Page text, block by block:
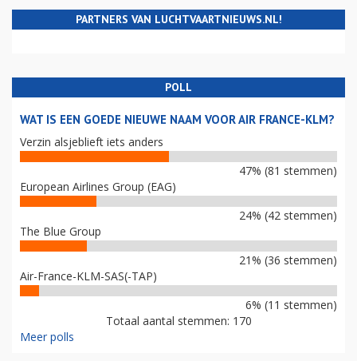
PARTNERS VAN LUCHTVAARTNIEUWS.NL!
POLL
WAT IS EEN GOEDE NIEUWE NAAM VOOR AIR FRANCE-KLM?
Verzin alsjeblieft iets anders
47% (81 stemmen)
European Airlines Group (EAG)
24% (42 stemmen)
The Blue Group
21% (36 stemmen)
Air-France-KLM-SAS(-TAP)
6% (11 stemmen)
Totaal aantal stemmen: 170
Meer polls